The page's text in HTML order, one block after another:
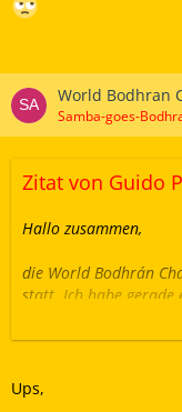
World Bodhran
Samba-goes-
Zitat von Guido
Hallo zusammen,
die World Bodhrán
statt. Ich habe
Ups,